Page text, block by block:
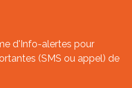
d'Info-alertes pour
(SMS ou appel) de